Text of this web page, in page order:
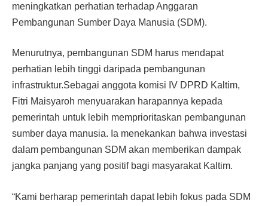
meningkatkan perhatian terhadap Anggaran
Pembangunan Sumber Daya Manusia (SDM).
Menurutnya, pembangunan SDM harus mendapat
perhatian lebih tinggi daripada pembangunan
infrastruktur.Sebagai anggota komisi IV DPRD Kaltim,
Fitri Maisyaroh menyuarakan harapannya kepada
pemerintah untuk lebih memprioritaskan pembangunan
sumber daya manusia. Ia menekankan bahwa investasi
dalam pembangunan SDM akan memberikan dampak
jangka panjang yang positif bagi masyarakat Kaltim.
“Kami berharap pemerintah dapat lebih fokus pada SDM